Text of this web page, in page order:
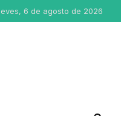
6 de agosto de 2026